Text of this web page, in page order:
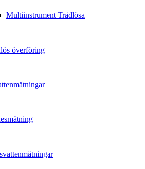
Multiinstrument Trådlösa
överföring